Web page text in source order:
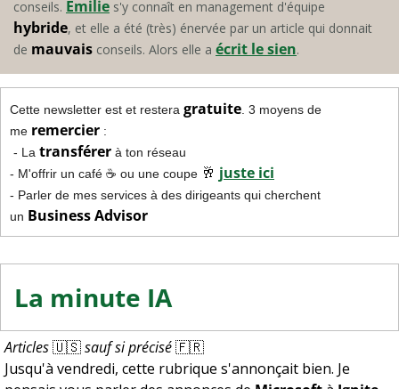
conseils. Emilie
hybride, et elle a été (très) énervée par un article qui donnait
de mauvais conseils. Alors elle a écrit le sien.
Cette newsletter est et restera gratuite . 3 moyens de
me remercier :
- La transférer à ton réseau
- M'offrir un café ☕️ ou une coupe 🥂 juste ici
- Parler de mes services à des dirigeants qui cherchent
un Business Advisor
La minute IA
Articles 🇺🇸 sauf si précisé 🇫🇷
Jusqu'à vendredi, cette rubrique s'annonçait bien. Je